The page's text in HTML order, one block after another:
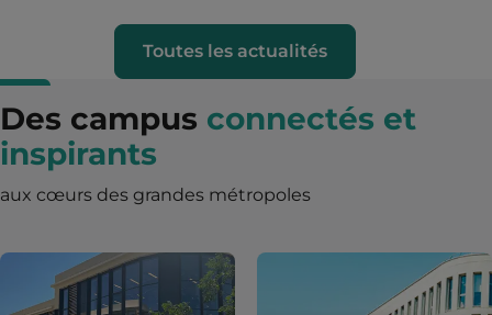
Toutes les actualités
Des campus connectés et
inspirants
aux cœurs des grandes métropoles